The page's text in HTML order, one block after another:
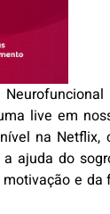
live em
na
ajuda do
e